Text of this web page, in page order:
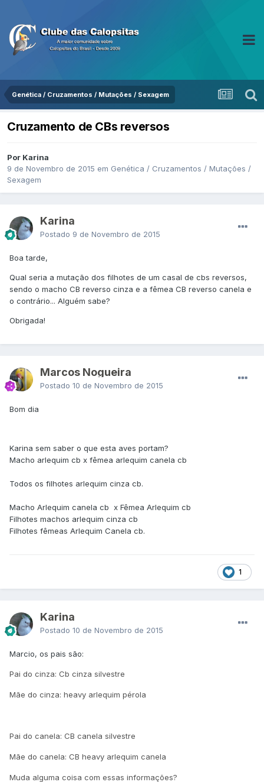
Genética / Cruzamentos / Mutações / Sexagem
Cruzamento de CBs reversos
Por Karina
9 de Novembro de 2015 em Genética / Cruzamentos / Mutações /
Sexagem
Karina
Postado 9 de Novembro de 2015
Boa tarde,
Qual seria a mutação dos filhotes de um casal de cbs reversos,
sendo o macho CB reverso cinza e a fêmea CB reverso canela e
o contrário... Alguém sabe?
Obrigada!
Marcos Nogueira
Postado 10 de Novembro de 2015
Bom dia
Karina sem saber o que esta aves portam?
Macho arlequim cb x fêmea arlequim canela cb
Todos os filhotes arlequim cinza cb.
Macho Arlequim canela cb x Fêmea Arlequim cb
Filhotes machos arlequim cinza cb
Filhotes fêmeas Arlequim Canela cb.
1
Karina
Postado 10 de Novembro de 2015
Marcio, os pais são:
Pai do cinza: Cb cinza silvestre
Mãe do cinza: heavy arlequim pérola
Pai do canela: CB canela silvestre
Mãe do canela: CB heavy arlequim canela
Muda alguma coisa com essas informações?